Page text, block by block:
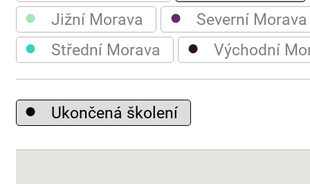
● Jižní Morava ● Severní Morava
● Střední Morava ● Východní
● Ukončená školení